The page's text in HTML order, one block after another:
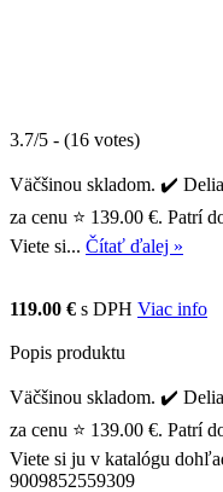
3.7/5 - (16 votes)
Väčšinou skladom. ✔️
za cenu ⭐ 139.00 €. Patrí
Viete si... Čítať ďalej »
119.00 € s DPH Viac info
Popis produktu
Väčšinou skladom. ✔️
za cenu ⭐ 139.00 €. Patrí
Viete si ju v katalógu
9009852559309